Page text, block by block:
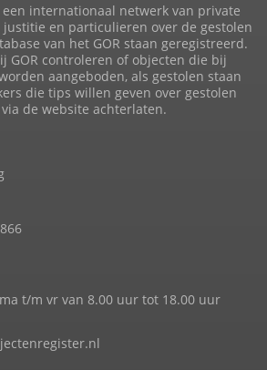
internationaal netwerk van private
justitie en particulieren over de gestolen
van het GOR staan geregistreerd.
GOR controleren of objecten die bij
aangeboden, als gestolen staan
die tips willen geven over gestolen
de website achterlaten.
t/m vr van 8.00 uur tot 18.00 uur